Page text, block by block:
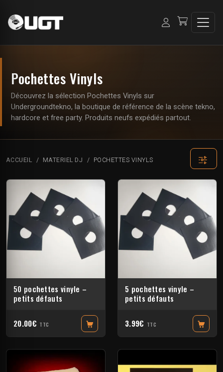
Pochettes Vinyls
Découvrez la sélection Pochettes Vinyls sur
Undergroundtekno, la boutique de référence de la scène tekno,
hardcore et free party. Produits neufs expédiés partout.
ACCUEIL MATERIEL DJ POCHETTES VINYLS
50 pochettes vinyle –
petits défauts
20.00€ TTC
5 pochettes vinyle –
petits défauts
3.99€ TTC